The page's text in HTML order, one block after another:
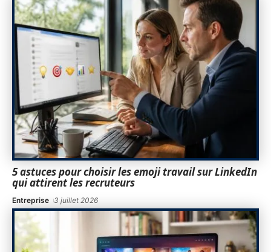
5 astuces pour choisir les emoji travail sur LinkedIn
qui attirent les recruteurs
Entreprise 3 juillet 2026